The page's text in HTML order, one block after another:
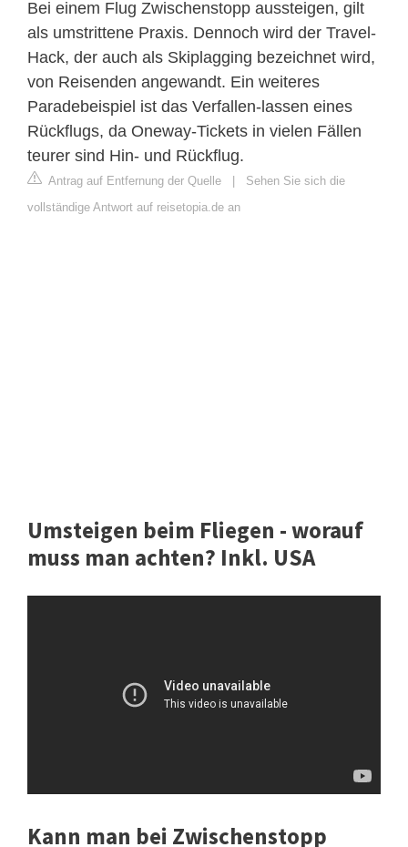
Bei einem Flug Zwischenstopp aussteigen, gilt
als umstrittene Praxis. Dennoch wird der Travel-
Hack, der auch als Skiplagging bezeichnet wird,
von Reisenden angewandt. Ein weiteres
Paradebeispiel ist das Verfallen-lassen eines
Rückflugs, da Oneway-Tickets in vielen Fällen
teurer sind Hin- und Rückflug.
Antrag auf Entfernung der Quelle
Sehen Sie sich die
vollständige Antwort auf reisetopia.de an
Umsteigen beim Fliegen - worauf
muss man achten? Inkl. USA
Kann man bei Zwischenstopp